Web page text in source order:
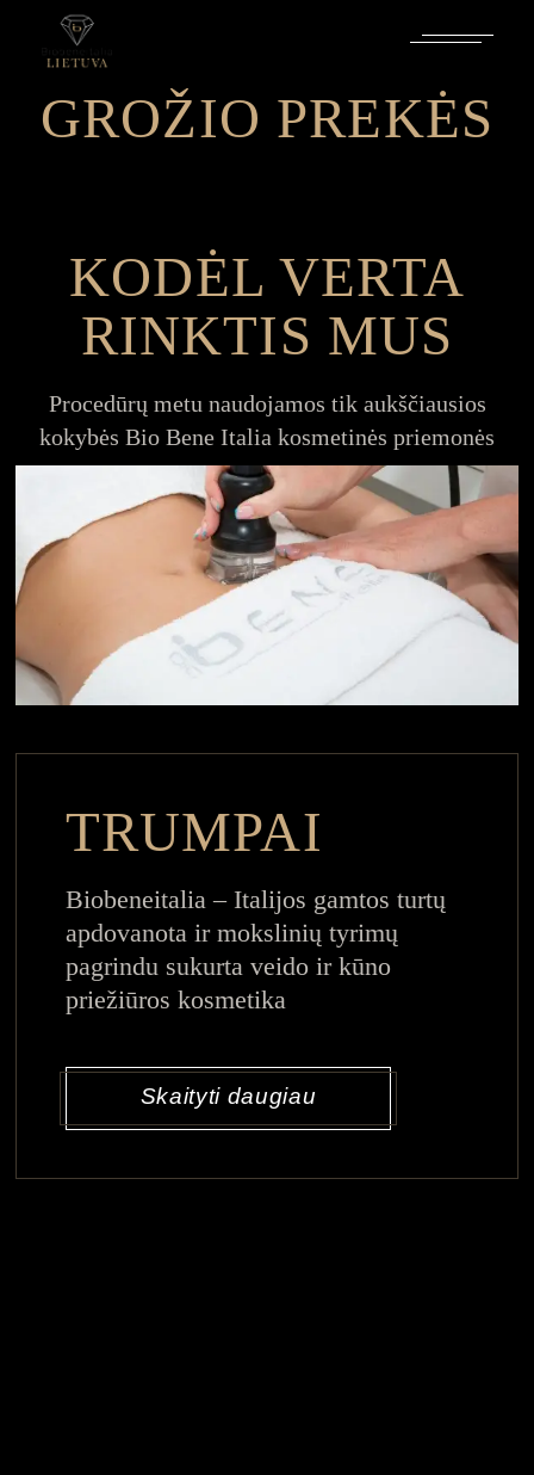
GROŽIO PREKĖS
KODĖL VERTA
RINKTIS MUS
Procedūrų metu naudojamos tik aukščiausios
kokybės Bio Bene Italia kosmetinės priemonės
TRUMPAI
Biobeneitalia – Italijos gamtos turtų
apdovanota ir mokslinių tyrimų
pagrindu sukurta veido ir kūno
priežiūros kosmetika
Skaityti daugiau